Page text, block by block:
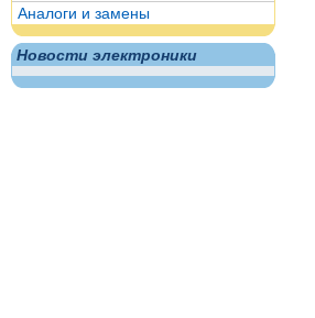
Аналоги и замены
Новости электроники